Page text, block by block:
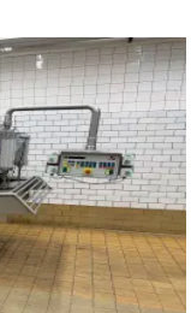
i próżnią. Bardzo